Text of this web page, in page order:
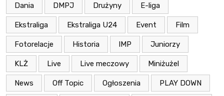
Dania DMPJ Drużyny E-liga
Ekstraliga Ekstraliga U24 Event Film
Fotorelacje Historia IMP Juniorzy
KLŻ Live Live meczowy Miniżużel
News Off Topic Ogłoszenia PLAY DOWN